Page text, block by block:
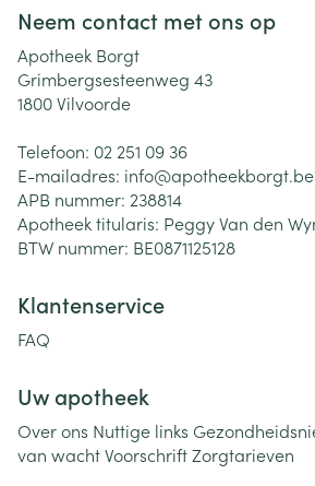
Neem contact met ons op
Apotheek Borgt
Grimbergsesteenweg 43
1800Vilvoorde
Telefoon: 02 251 09 36
E-mailadres: info@apotheekborgt.be
APB nummer: 238814
Apotheek titularis: Peggy Van den
BTW nummer: BE0871125128
Klantenservice
FAQ
Uw apotheek
Over ons Nuttige links
van wachtVoorschriftZorgtarieven